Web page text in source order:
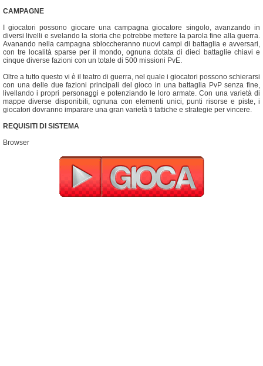
CAMPAGNE
I giocatori possono giocare una campagna giocatore singolo, avanzando in
diversi livelli e svelando la storia che potrebbe mettere la parola fine alla guerra.
Avanando nella campagna sbloccheranno nuovi campi di battaglia e avversari,
con tre località sparse per il mondo, ognuna dotata di dieci battaglie chiavi e
cinque diverse fazioni con un totale di 500 missioni PvE.
Oltre a tutto questo vi è il teatro di guerra, nel quale i giocatori possono schierarsi
con una delle due fazioni principali del gioco in una battaglia PvP senza fine,
livellando i propri personaggi e potenziando le loro armate. Con una varietà di
mappe diverse disponibili, ognuna con elementi unici, punti risorse e piste, i
giocatori dovranno imparare una gran varietà ti tattiche e strategie per vincere.
REQUISITI DI SISTEMA
Browser